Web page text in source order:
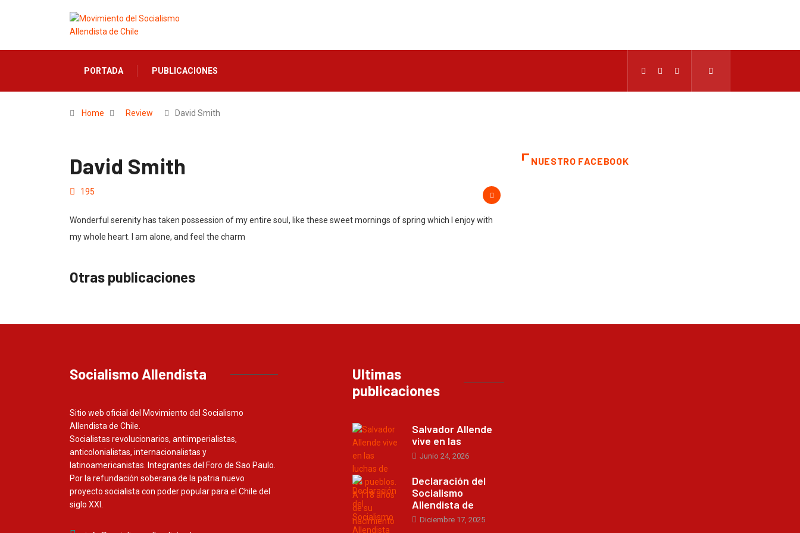
PORTADA PUBLICACIONES
Home Review David Smith
David Smith
195
Wonderful serenity has taken possession of my entire soul, like these sweet mornings of spring which I enjoy with
my whole heart. I am alone, and feel the charm
Otras publicaciones
NUESTRO FACEBOOK
Socialismo Allendista
Sitio web oficial del Movimiento del Socialismo
Allendista de Chile.
Socialistas revolucionarios, antiimperialistas,
anticolonialistas, internacionalistas y
latinoamericanistas. Integrantes del Foro de Sao Paulo.
Por la refundación soberana de la patria nuevo
proyecto socialista con poder popular para el Chile del
siglo XXI.
Ultimas
publicaciones
Salvador Allende
vive en las
Junio 24, 2026
Declaración del
Socialismo
Allendista de
Diciembre 17, 2025